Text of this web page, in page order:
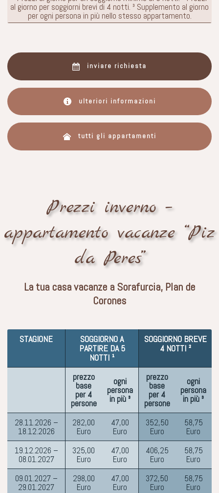
al giorno per soggiorni brevi di 4 notti. ³ Supplemento al giorno
per ogni persona in più nello stesso appartamento.
inviare richiesta
ulteriori informazioni
tutti gli appartamenti
Prezzi inverno –
appartamento vacanze “Piz
da Peres”
La tua casa vacanze a Sorafurcia, Plan de
Corones
STAGIONE
SOGGIORNO A
PARTIRE DA 5
NOTTI ¹
SOGGIORNO BREVE
4 NOTTI ²
prezzo
base
per 4
persone
ogni
persona
in più ³
prezzo
base
per 4
persone
ogni
persona
in più ³
28.11.2026 –
18.12.2026
282,00
Euro
47,00
Euro
352,50
Euro
58,75
Euro
19.12.2026 –
08.01.2027
325,00
Euro
47,00
Euro
406,25
Euro
58,75
Euro
09.01.2027 –
29.01.2027
298,00
Euro
47,00
Euro
372,50
Euro
58,75
Euro